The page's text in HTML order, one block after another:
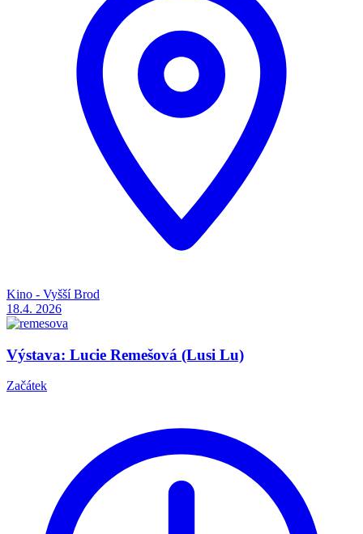
Kino - Vyšší Brod
18.4. 2026
Výstava: Lucie Remešová (Lusi Lu)
Začátek